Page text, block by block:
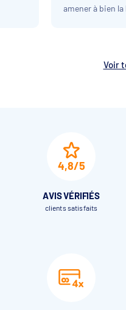
amener à bien
Voir
4,8/5
AVIS VÉRIFIÉS
clients satisfaits